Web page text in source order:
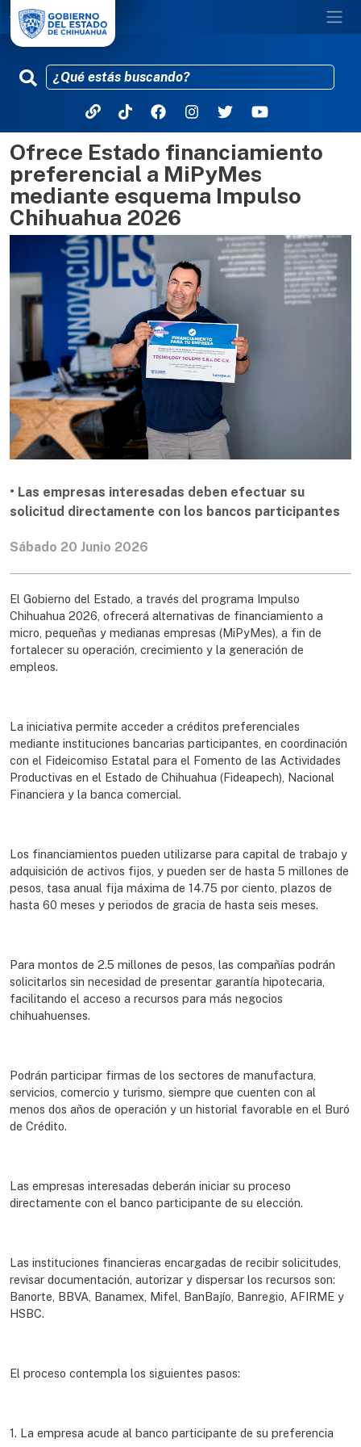
Pasar al contenido principal
Ofrece Estado financiamiento
preferencial a MiPyMes
mediante esquema Impulso
Chihuahua 2026
• Las empresas interesadas deben efectuar su
solicitud directamente con los bancos participantes
Sábado 20 Junio 2026
El Gobierno del Estado, a través del programa Impulso
Chihuahua 2026, ofrecerá alternativas de financiamiento a
micro, pequeñas y medianas empresas (MiPyMes), a fin de
fortalecer su operación, crecimiento y la generación de
empleos.
La iniciativa permite acceder a créditos preferenciales
mediante instituciones bancarias participantes, en coordinación
con el Fideicomiso Estatal para el Fomento de las Actividades
Productivas en el Estado de Chihuahua (Fideapech), Nacional
Financiera y la banca comercial.
Los financiamientos pueden utilizarse para capital de trabajo y
adquisición de activos fijos, y pueden ser de hasta 5 millones de
pesos, tasa anual fija máxima de 14.75 por ciento, plazos de
hasta 60 meses y periodos de gracia de hasta seis meses.
Para montos de 2.5 millones de pesos, las compañías podrán
solicitarlos sin necesidad de presentar garantía hipotecaria,
facilitando el acceso a recursos para más negocios
chihuahuenses.
Podrán participar firmas de los sectores de manufactura,
servicios, comercio y turismo, siempre que cuenten con al
menos dos años de operación y un historial favorable en el Buró
de Crédito.
Las empresas interesadas deberán iniciar su proceso
directamente con el banco participante de su elección.
Las instituciones financieras encargadas de recibir solicitudes,
revisar documentación, autorizar y dispersar los recursos son:
Banorte, BBVA, Banamex, Mifel, BanBajío, Banregio, AFIRME y
HSBC.
El proceso contempla los siguientes pasos:
1. La empresa acude al banco participante de su preferencia